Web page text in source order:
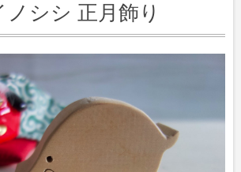
シシ 正月飾り